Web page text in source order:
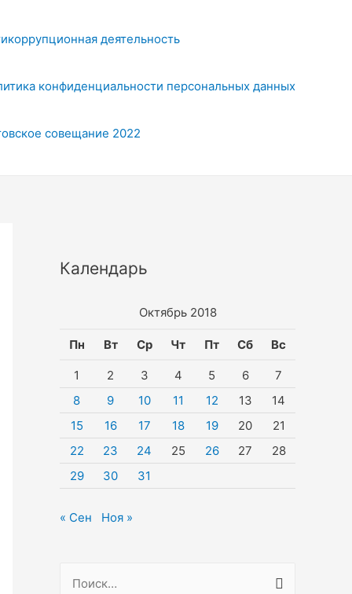
деятельность
конфиденциальности персональных данных
совещание 2022
Календарь
Октябрь 2018
Пн Вт Ср Чт Пт Сб Вс
1 2 3 4 5 6
7
8
9 10 11 12 13
14
15
16 17 18 19 20
21
22
23 24 25 26 27
28
29
30 31
« Сен Ноя »